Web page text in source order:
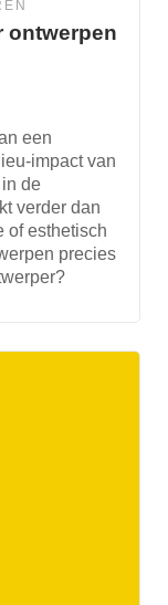
ontwerpen
een
impact van
de
verder dan
of esthetisch
precies